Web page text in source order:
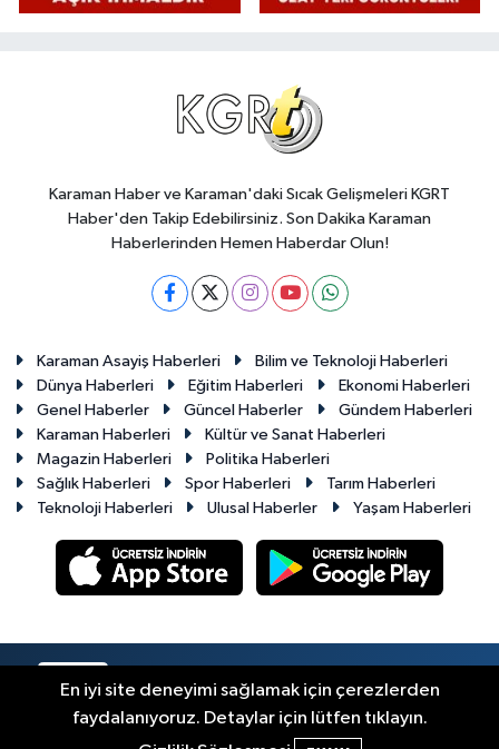
Karaman Haber ve Karaman'daki Sıcak Gelişmeleri KGRT
Haber'den Takip Edebilirsiniz. Son Dakika Karaman
Haberlerinden Hemen Haberdar Olun!
Karaman Asayiş Haberleri
Bilim ve Teknoloji Haberleri
Dünya Haberleri
Eğitim Haberleri
Ekonomi Haberleri
Genel Haberler
Güncel Haberler
Gündem Haberleri
Karaman Haberleri
Kültür ve Sanat Haberleri
Magazin Haberleri
Politika Haberleri
Sağlık Haberleri
Spor Haberleri
Tarım Haberleri
Teknoloji Haberleri
Ulusal Haberler Yaşam Haberleri
En iyi site deneyimi sağlamak için çerezlerden
faydalanıyoruz. Detaylar için lütfen tıklayın.